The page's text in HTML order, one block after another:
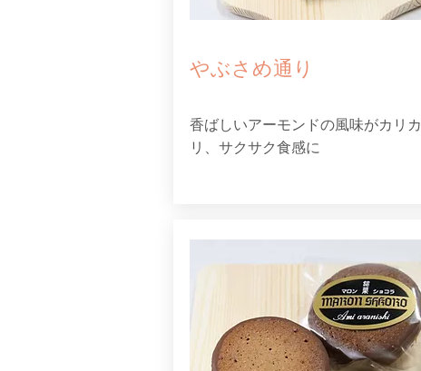
やぶさめ通り
​香ばしいアーモンドの風味がカリカ
リ、サクサク食感に